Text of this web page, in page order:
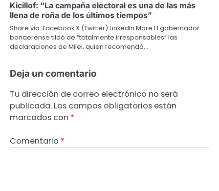
Kicillof: “La campaña electoral es una de las más
llena de roña de los últimos tiempos”
Share via: Facebook X (Twitter) LinkedIn More El gobernador
bonaerense tildó de “totalmente irresponsables” las
declaraciones de Milei, quien recomendó…
Deja un comentario
Tu dirección de correo electrónico no será
publicada. Los campos obligatorios están
marcados con *
Comentario *